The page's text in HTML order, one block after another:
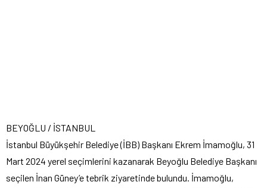
BEYOĞLU / İSTANBUL
İstanbul Büyükşehir Belediye (İBB) Başkanı Ekrem İmamoğlu, 31
Mart 2024 yerel seçimlerini kazanarak Beyoğlu Belediye Başkanı
seçilen İnan Güney’e tebrik ziyaretinde bulundu. İmamoğlu,